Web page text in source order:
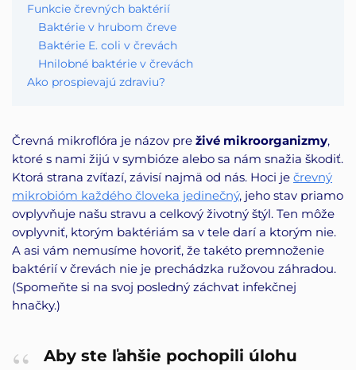
Funkcie črevných baktérií
Baktérie v hrubom čreve
Baktérie E. coli v črevách
Hnilobné baktérie v črevách
Ako prospievajú zdraviu?
Črevná mikroflóra je názov pre živé mikroorganizmy,
ktoré s nami žijú v symbióze alebo sa nám snažia škodiť.
Ktorá strana zvíťazí, závisí najmä od nás. Hoci je črevný
mikrobióm každého človeka jedinečný, jeho stav priamo
ovplyvňuje našu stravu a celkový životný štýl. Ten môže
ovplyvniť, ktorým baktériám sa v tele darí a ktorým nie.
A asi vám nemusíme hovoriť, že takéto premnoženie
baktérií v črevách nie je prechádzka ružovou záhradou.
(Spomeňte si na svoj posledný záchvat infekčnej
hnačky.)
Aby ste ľahšie pochopili úlohu